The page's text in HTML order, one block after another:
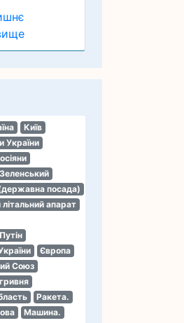
Київ
України
посада)
літальний апарат
Європа
Союз
Ракета.
Машина.